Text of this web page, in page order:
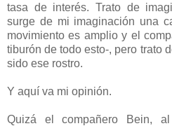
tasa de interés. Trato de
surge de mi imaginación una
movimiento es amplio y el
tiburón de todo esto-, pero trato
sido ese rostro.
Y aquí va mi opinión.
Quizá el compañero Bein,